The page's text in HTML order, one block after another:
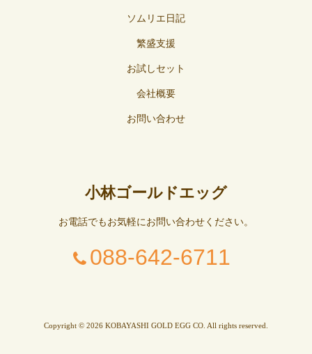
ソムリエ日記
繁盛支援
お試しセット
会社概要
お問い合わせ
小林ゴールドエッグ
お電話でもお気軽にお問い合わせください。
088-642-6711
Copyright © 2026 KOBAYASHI GOLD EGG CO. All rights reserved.